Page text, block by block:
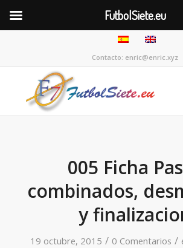
Contacto: enric@enric.xyz
005 Ficha
combinados,
y
19 octubre, 2015 / 0 Comentarios /
FutbolSiete.eu